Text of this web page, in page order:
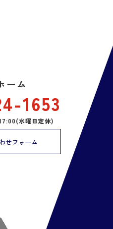
ーム
1653
水曜日定休)
せフォーム